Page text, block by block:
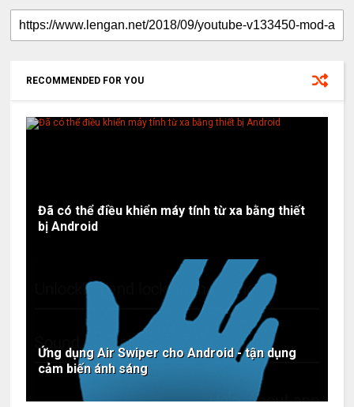
RECOMMENDED FOR YOU
Đã có thể điều khiển máy tính từ xa bằng thiết
bị Android
Ứng dụng Air Swiper cho Android - tận dụng
cảm biến ánh sáng